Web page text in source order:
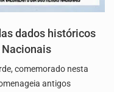
dados históricos
Nacionais
comemorado nesta
antigos